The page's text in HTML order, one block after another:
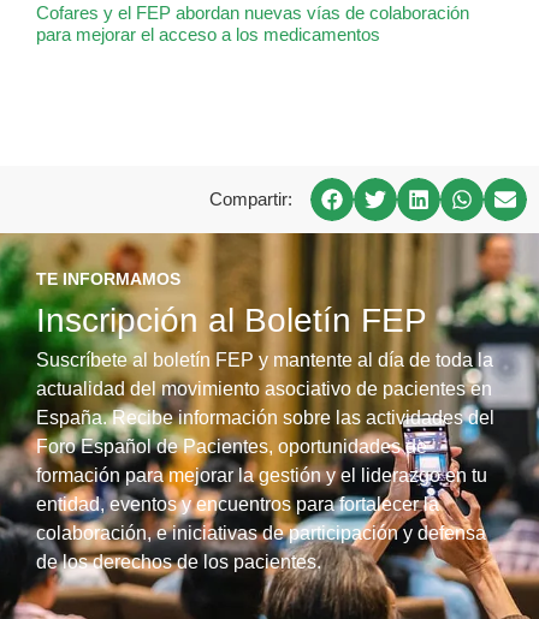
Cofares y el FEP abordan nuevas vías de colaboración
para mejorar el acceso a los medicamentos
Compartir:
TE INFORMAMOS
Inscripción al Boletín FEP
Suscríbete al boletín FEP y mantente al día de toda la
actualidad del movimiento asociativo de pacientes en
España. Recibe información sobre las actividades del
Foro Español de Pacientes, oportunidades de
formación para mejorar la gestión y el liderazgo en tu
entidad, eventos y encuentros para fortalecer la
colaboración, e iniciativas de participación y defensa
de los derechos de los pacientes.